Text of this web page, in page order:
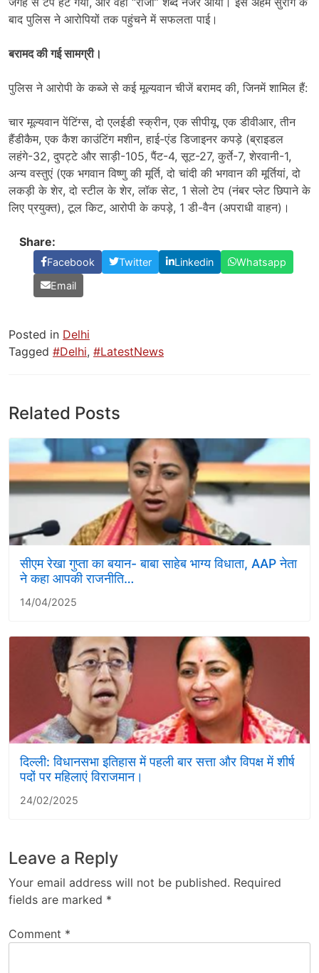
बाद पुलिस ने आरोपियों तक पहुंचने में सफलता पाई।
बरामद की गई सामग्री।
पुलिस ने आरोपी के कब्जे से कई मूल्यवान चीजें बरामद की, जिनमें शामिल हैं:
चार मूल्यवान पेंटिंग्स, दो एलईडी स्क्रीन, एक सीपीयू, एक डीवीआर, तीन
हैंडीकैम, एक कैश काउंटिंग मशीन, हाई-एंड डिजाइनर कपड़े (ब्राइडल
लहंगे-32, दुपट्टे और साड़ी-105, पैंट-4, सूट-27, कुर्ते-7, शेरवानी-1,
अन्य वस्तुएं (एक भगवान विष्णु की मूर्ति, दो चांदी की भगवान की मूर्तियां, दो
लकड़ी के शेर, दो स्टील के शेर, लॉक सेट, 1 सेलो टेप (नंबर प्लेट छिपाने के
लिए प्रयुक्त), टूल किट, आरोपी के कपड़े, 1 डी-वैन (अपराधी वाहन)।
Share:
Facebook Twitter Linkedin
Whatsapp
Email
Posted in Delhi
Tagged #Delhi, #LatestNews
Related Posts
सीएम रेखा गुप्ता का बयान- बाबा साहेब भाग्य विधाता, AAP नेता
ने कहा आपकी राजनीति…
14/04/2025
दिल्ली: विधानसभा इतिहास में पहली बार सत्ता और विपक्ष में शीर्ष
पदों पर महिलाएं विराजमान।
24/02/2025
Leave a Reply
Your email address will not be published. Required
fields are marked *
Comment *